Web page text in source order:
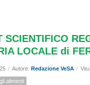
SCIENTIFICO
LOCALE di
/ Autore: Redazione VeSA /
alimenti